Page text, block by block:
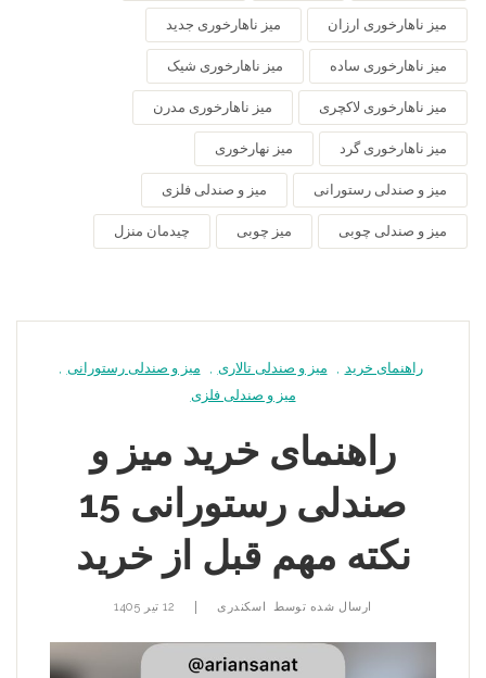
میز ناهارخوری ارزان میز ناهارخوری جدید
میز ناهارخوری ساده میز ناهارخوری شیک
میز ناهارخوری لاکچری میز ناهارخوری مدرن
میز ناهارخوری گرد میز نهارخوری
میز و صندلی رستورانی میز و صندلی فلزی
میز و صندلی چوبی میز چوبی چیدمان منزل
راهنمای خرید میز و صندلی تالاری میز و صندلی رستورانی
میز و صندلی فلزی
راهنمای خرید میز و
صندلی رستورانی 15
نکته مهم قبل از خرید
ارسال شده توسط اسکندری 12 تیر 1405